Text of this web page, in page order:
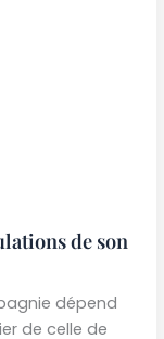
de son
dépend
de celle de